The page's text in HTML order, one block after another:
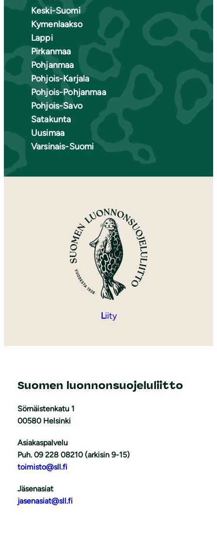
Keski-Suomi
Kymenlaakso
Lappi
Pirkanmaa
Pohjanmaa
Pohjois-Karjala
Pohjois-Pohjanmaa
Pohjois-Savo
Satakunta
Uusimaa
Varsinais-Suomi
Liity
Suomen luonnonsuojeluliitto
Sörnäistenkatu 1
00580 Helsinki
Asiakaspalvelu
Puh. 09 228 08210 (arkisin 9-15)
toimisto@sll.fi
Jäsenasiat
jasenasiat@sll.fi